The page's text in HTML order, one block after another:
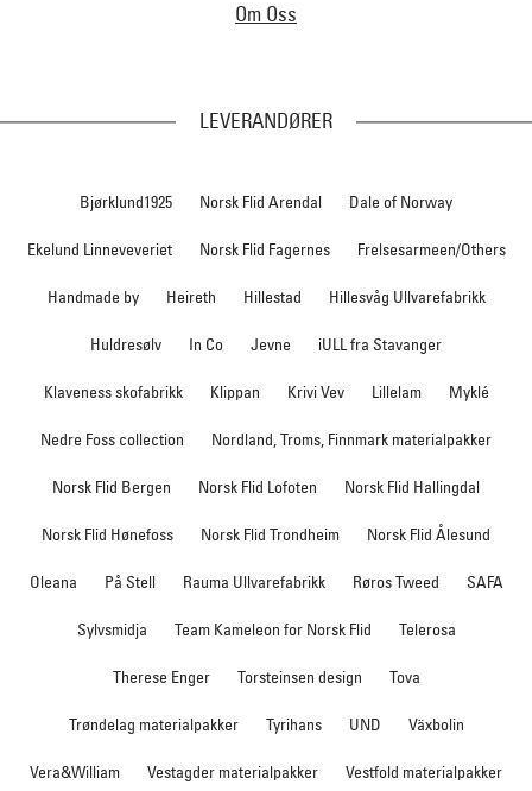
Om Oss
LEVERANDØRER
Bjørklund1925 Norsk Flid Arendal Dale of Norway
Ekelund Linneveveriet Norsk Flid Fagernes Frelsesarmeen/Others
Handmade by Heireth Hillestad Hillesvåg Ullvarefabrikk
Huldresølv In Co Jevne iULL fra Stavanger
Klaveness skofabrikk Klippan Krivi Vev Lillelam Myklé
Nedre Foss collection Nordland, Troms, Finnmark materialpakker
Norsk Flid Bergen Norsk Flid Lofoten Norsk Flid Hallingdal
Norsk Flid Hønefoss Norsk Flid Trondheim Norsk Flid Ålesund
Oleana På Stell Rauma Ullvarefabrikk Røros Tweed SAFA
Sylvsmidja Team Kameleon for Norsk Flid Telerosa
Therese Enger Torsteinsen design Tova
Trøndelag materialpakker Tyrihans UND Växbolin
Vera&William Vestagder materialpakker Vestfold materialpakker